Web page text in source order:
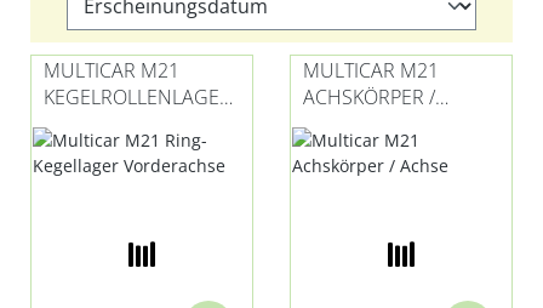
MULTICAR M21
KEGELROLLENLAGER
/
SCHRÄGROLLENLAGE
R VORDERACHSE
MULTICAR M21
ACHSKÖRPER /
ACHSE